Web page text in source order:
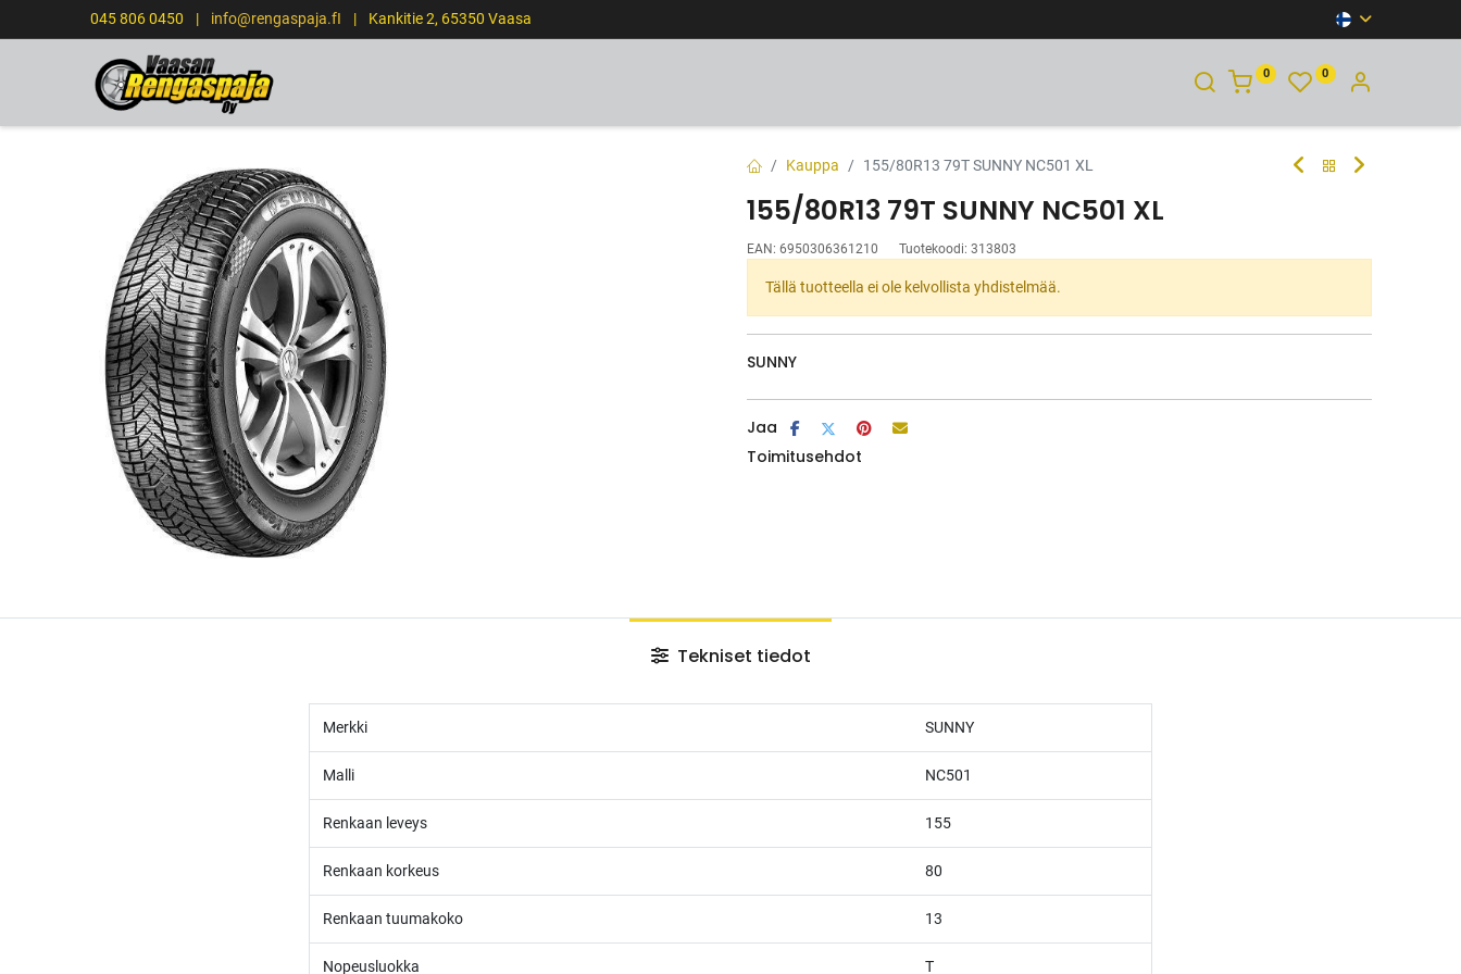
045 806 0450 | info@rengaspaja.fI | Kankitie 2, 65350 Vaasa
0 0
Kauppa 155/80R13 79T SUNNY NC501 XL
155/80R13 79T SUNNY NC501 XL
EAN: 6950306361210 Tuotekoodi: 313803
Tällä tuotteella ei ole kelvollista yhdistelmää.
SUNNY
Jaa
Toimitusehdot
Tekniset tiedot
Merkki SUNNY
Malli NC501
Renkaan leveys 155
Renkaan korkeus 80
Renkaan tuumakoko 13
Nopeusluokka T